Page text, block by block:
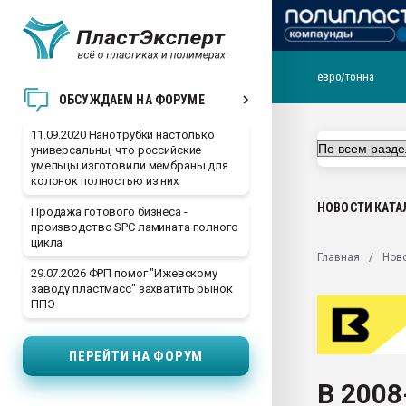
ОБСУЖДАЕМ НА ФОРУМЕ
11.09.2020 Нанотрубки настолько
универсальны, что российские
умельцы изготовили мембраны для
колонок полностью из них
Продажа готового бизнеса -
производство SPC ламината полного
цикла
29.07.2026 ФРП помог "Ижевскому
заводу пластмасс" захватить рынок
ППЭ
ПЕРЕЙТИ НА ФОРУМ
28.07.2026
Материал поверхности
вакуумного
Armaloy PC/ABS-1IM
евро/тонна
НОВОСТИ
Главная
В